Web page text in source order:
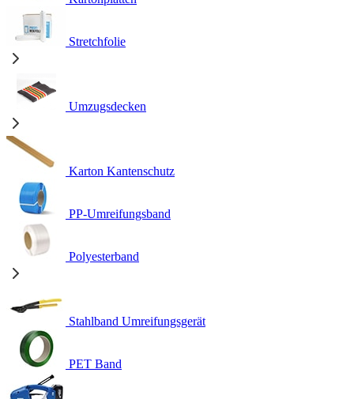
Stretchfolie
Umzugsdecken
Karton Kantenschutz
PP-Umreifungsband
Polyesterband
Stahlband Umreifungsgerät
PET Band